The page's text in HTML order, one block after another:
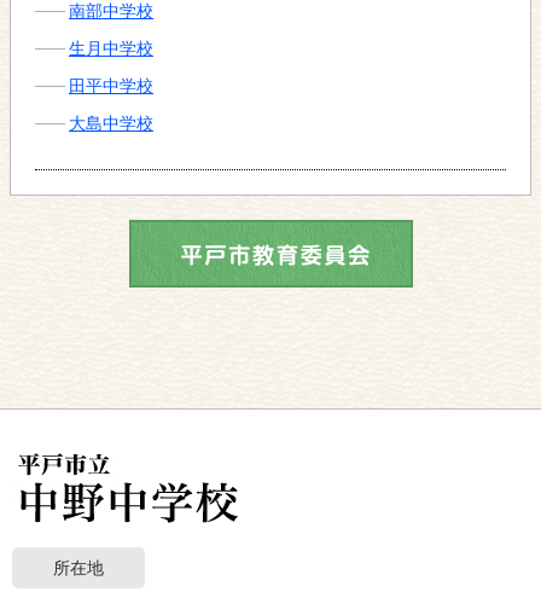
南部中学校
生月中学校
田平中学校
大島中学校
所在地